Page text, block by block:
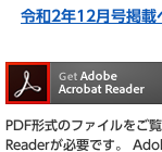
令和2年12月号掲載
PDF形式のファイルをご
Readerが必要です。